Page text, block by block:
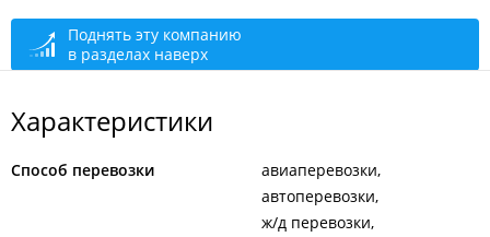
сегодня закрыто
Поднять эту компанию
в разделах наверх
Характеристики
Способ перевозки
авиаперевозки
автоперевозки
ж/д перевозки